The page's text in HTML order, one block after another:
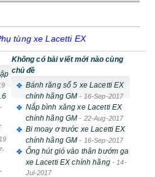
tùng xe Lacetti EX
Không có bài viết mới nào cùng
chủ đề
Bánh răng số 5 xe Lacetti EX
chính hãng GM - 16-Sep-2017
Nắp bình xăng xe Lacetti EX
chính hãng GM - 22-Aug-2017
Bi moay ơ trước xe Lacetti EX
chính hãng GM - 16-Sep-2017
Ống hút gió vào thân bướm ga
xe Lacetti EX chính hãng- 14-
Jul-2017